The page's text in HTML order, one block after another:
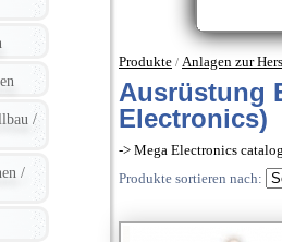
/
/
Produkte / Anlagen zur
Ausrüstung
Electronics)
-> Mega Electronics
Produkte sortieren nach: